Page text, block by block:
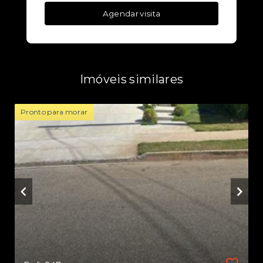
Agendar visita
Imóveis similares
Pronto para morar